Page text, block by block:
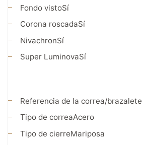
Fondo vistoSí
Corona roscadaSí
NivachronSí
Super LuminovaSí
Referencia de la correa/brazalete
Tipo de correaAcero
Tipo de cierreMariposa